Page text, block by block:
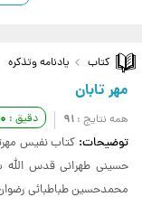
کتاب یادنامه وتذکره
مهر تابان
همه نتایج : 91 دقیق :
توضیحات: کتاب نفیس
حسینی طهرانی قدس الله
محمدحسین طباطبائی